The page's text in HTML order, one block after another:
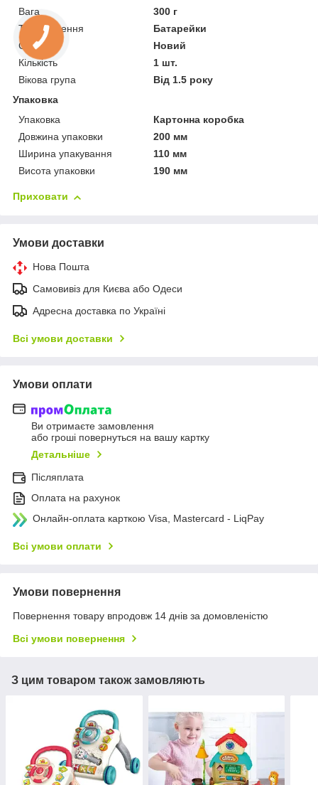
Вага
300 г
Тип живлення
Батарейки
Стан
Новий
Кількість
1 шт.
Вікова група
Від 1.5 року
Упаковка
Упаковка
Картонна коробка
Довжина упаковки
200 мм
Ширина упакування
110 мм
Висота упаковки
190 мм
Приховати
Умови доставки
Нова Пошта
Самовивіз для Києва або Одеси
Адресна доставка по Україні
Всі умови доставки
Умови оплати
Ви отримаєте замовлення
або гроші повернуться на вашу картку
Детальніше
Післяплата
Оплата на рахунок
Онлайн-оплата карткою Visa, Mastercard - LiqPay
Всі умови оплати
Умови повернення
Повернення товару впродовж 14 днів за домовленістю
Всі умови повернення
З цим товаром також замовляють